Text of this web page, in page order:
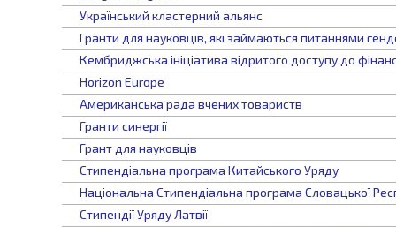
Український кластерний альянс
Гранти для науковців, які займаються питаннями
Кембриджська ініціатива відритого доступу до
Horizon Europe
Американська рада вчених товариств
Гранти синергії
Грант для науковців
Стипендіальна програма Китайського Уряду
Національна Стипендіальна програма Словацької
Стипендії Уряду Латвії